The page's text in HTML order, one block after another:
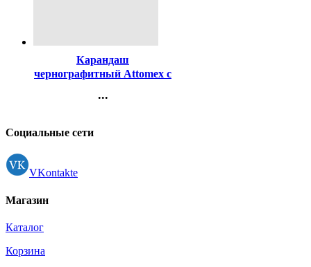
Карандаш
чернографитный Attomex с
корпус, пластиковый
...
Регистрация
Социальные сети
VKontakte
Магазин
Каталог
Корзина